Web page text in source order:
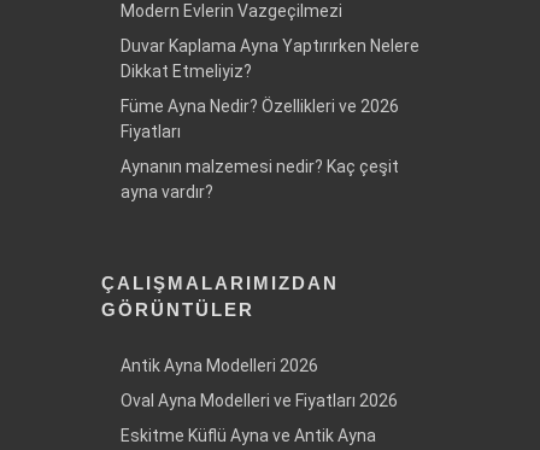
Modern Evlerin Vazgeçilmezi
Duvar Kaplama Ayna Yaptırırken Nelere
Dikkat Etmeliyiz?
Füme Ayna Nedir? Özellikleri ve 2026
Fiyatları
Aynanın malzemesi nedir? Kaç çeşit
ayna vardır?
ÇALIŞMALARIMIZDAN
GÖRÜNTÜLER
Antik Ayna Modelleri 2026
Oval Ayna Modelleri ve Fiyatları 2026
Eskitme Küflü Ayna ve Antik Ayna